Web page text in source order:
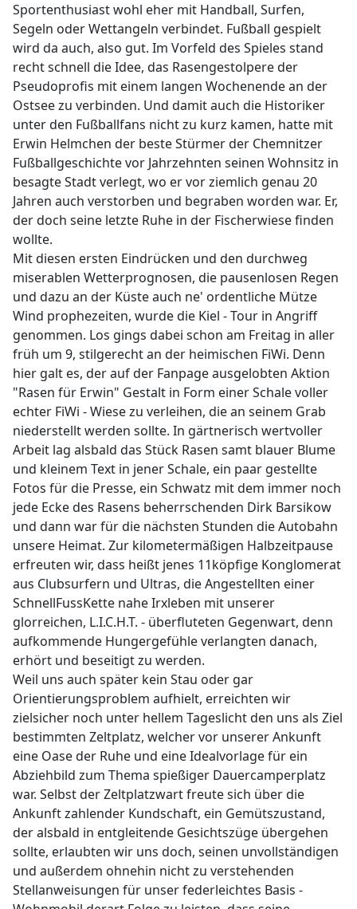
Sportenthusiast wohl eher mit Handball, Surfen,
Segeln oder Wettangeln verbindet. Fußball gespielt
wird da auch, also gut. Im Vorfeld des Spieles stand
recht schnell die Idee, das Rasengestolpere der
Pseudoprofis mit einem langen Wochenende an der
Ostsee zu verbinden. Und damit auch die Historiker
unter den Fußballfans nicht zu kurz kamen, hatte mit
Erwin Helmchen der beste Stürmer der Chemnitzer
Fußballgeschichte vor Jahrzehnten seinen Wohnsitz in
besagte Stadt verlegt, wo er vor ziemlich genau 20
Jahren auch verstorben und begraben worden war. Er,
der doch seine letzte Ruhe in der Fischerwiese finden
wollte.
Mit diesen ersten Eindrücken und den durchweg
miserablen Wetterprognosen, die pausenlosen Regen
und dazu an der Küste auch ne' ordentliche Mütze
Wind prophezeiten, wurde die Kiel - Tour in Angriff
genommen. Los gings dabei schon am Freitag in aller
früh um 9, stilgerecht an der heimischen FiWi. Denn
hier galt es, der auf der Fanpage ausgelobten Aktion
"Rasen für Erwin" Gestalt in Form einer Schale voller
echter FiWi - Wiese zu verleihen, die an seinem Grab
niederstellt werden sollte. In gärtnerisch wertvoller
Arbeit lag alsbald das Stück Rasen samt blauer Blume
und kleinem Text in jener Schale, ein paar gestellte
Fotos für die Presse, ein Schwatz mit dem immer noch
jede Ecke des Rasens beherrschenden Dirk Barsikow
und dann war für die nächsten Stunden die Autobahn
unsere Heimat. Zur kilometermäßigen Halbzeitpause
erfreuten wir, dass heißt jenes 11köpfige Konglomerat
aus Clubsurfern und Ultras, die Angestellten einer
SchnellFussKette nahe Irxleben mit unserer
glorreichen, L.I.C.H.T. - überfluteten Gegenwart, denn
aufkommende Hungergefühle verlangten danach,
erhört und beseitigt zu werden.
Weil uns auch später kein Stau oder gar
Orientierungsproblem aufhielt, erreichten wir
zielsicher noch unter hellem Tageslicht den uns als Ziel
bestimmten Zeltplatz, welcher vor unserer Ankunft
eine Oase der Ruhe und eine Idealvorlage für ein
Abziehbild zum Thema spießiger Dauercamperplatz
war. Selbst der Zeltplatzwart freute sich über die
Ankunft zahlender Kundschaft, ein Gemütszustand,
der alsbald in entgleitende Gesichtszüge übergehen
sollte, erlaubten wir uns doch, seinen unvollständigen
und außerdem ohnehin nicht zu verstehenden
Stellanweisungen für unser federleichtes Basis -